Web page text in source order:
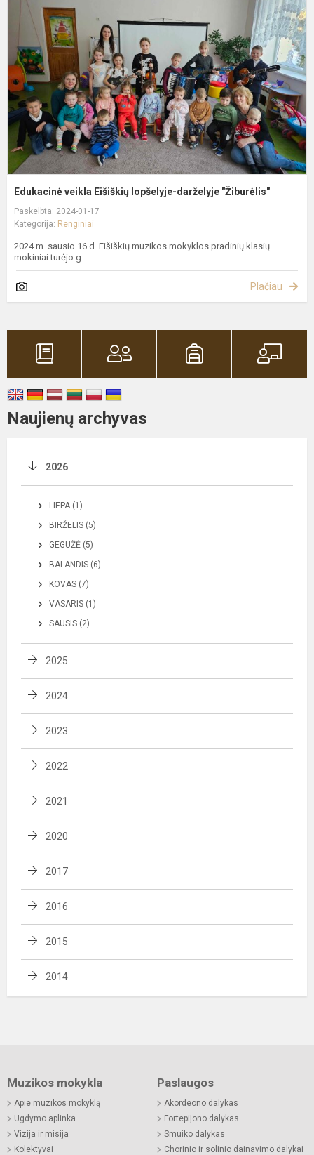
Edukacinė veikla Eišiškių lopšelyje-darželyje "Žiburėlis"
Paskelbta: 2024-01-17
Kategorija: Renginiai
2024 m. sausio 16 d. Eišiškių muzikos mokyklos pradinių klasių
mokiniai turėjo g...
Plačiau
Naujienų archyvas
2026
LIEPA (1)
BIRŽELIS (5)
GEGUŽĖ (5)
BALANDIS (6)
KOVAS (7)
VASARIS (1)
SAUSIS (2)
2025
2024
2023
2022
2021
2020
2017
2016
2015
2014
Muzikos mokykla
Apie muzikos mokyklą
Ugdymo aplinka
Vizija ir misija
Kolektyvai
Paslaugos
Akordeono dalykas
Fortepijono dalykas
Smuiko dalykas
Chorinio ir solinio dainavimo dalykai